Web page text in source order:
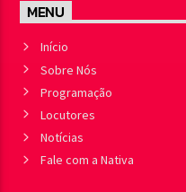
MENU
Início
Sobre Nós
Programação
Locutores
Notícias
Fale com a Nativa